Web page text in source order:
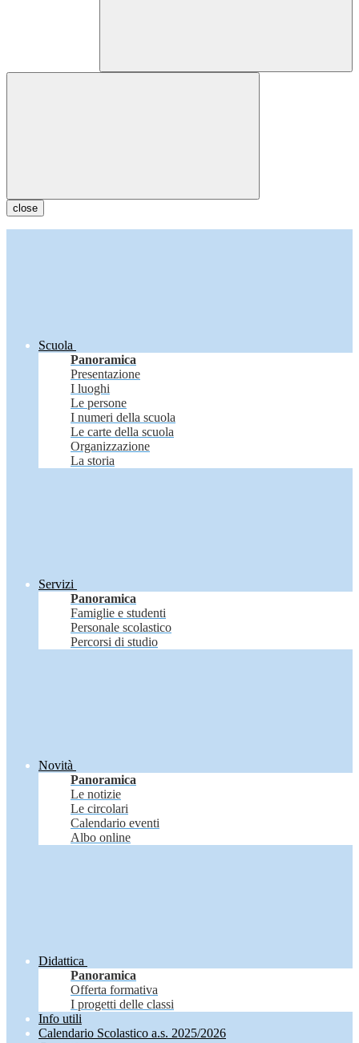
close
Scuola
Panoramica
Presentazione
I luoghi
Le persone
I numeri della scuola
Le carte della scuola
Organizzazione
La storia
Servizi
Panoramica
Famiglie e studenti
Personale scolastico
Percorsi di studio
Novità
Panoramica
Le notizie
Le circolari
Calendario eventi
Albo online
Didattica
Panoramica
Offerta formativa
I progetti delle classi
Info utili
Calendario Scolastico a.s. 2025/2026